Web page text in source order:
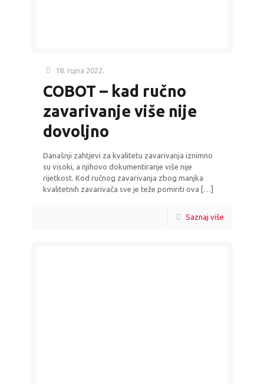
18. rujna 2022.
COBOT – kad ručno
zavarivanje više nije
dovoljno
Današnji zahtjevi za kvalitetu zavarivanja iznimno
su visoki, a njihovo dokumentiranje više nije
rijetkost. Kod ručnog zavarivanja zbog manjka
kvalitetnih zavarivača sve je teže pomiriti ova […]
Saznaj više